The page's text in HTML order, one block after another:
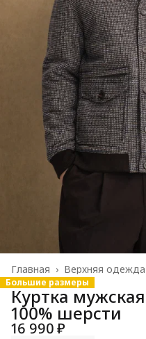
Верхняя одежда
Главная ›
Большие размеры
Куртка
100% шерсти
16 990 ₽